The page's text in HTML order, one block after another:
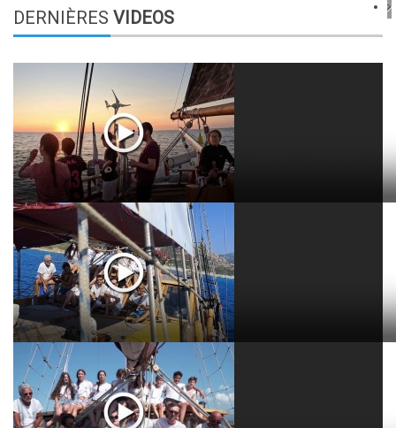
DERNIÈRES VIDEOS